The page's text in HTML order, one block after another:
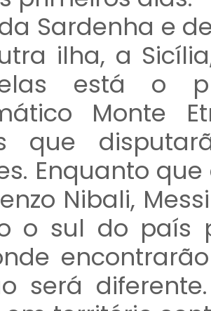
Sardenha e
ilha, a
está o
Monte
que
Enquanto
Nibali,
o sul do país
será